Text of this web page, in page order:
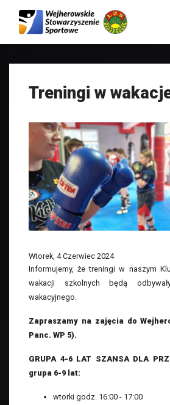
Treningi w
Wtorek, 4 Czerwiec 2024
Informujemy, że treningi w naszym
wakacji szkolnych będą
wakacyjnego.
Zapraszamy na zajęcia do
Panc. WP 5).
GRUPA 4-6 LAT SZANSA DLA
grupa 6-9 lat:
wtorki godz. 16:00 - 17:00